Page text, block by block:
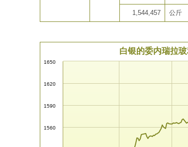
1,544,457 公斤
白银的委内瑞拉
1560
1590
1620
1650